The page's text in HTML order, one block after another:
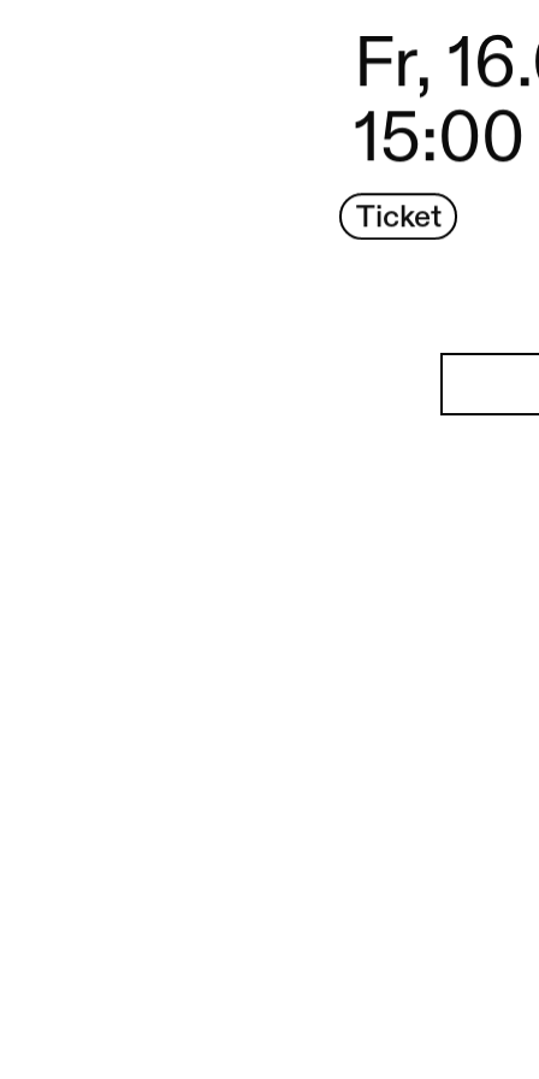
Fr,
15:00
Ticket